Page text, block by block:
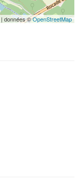
| données ©OpenStreetMap